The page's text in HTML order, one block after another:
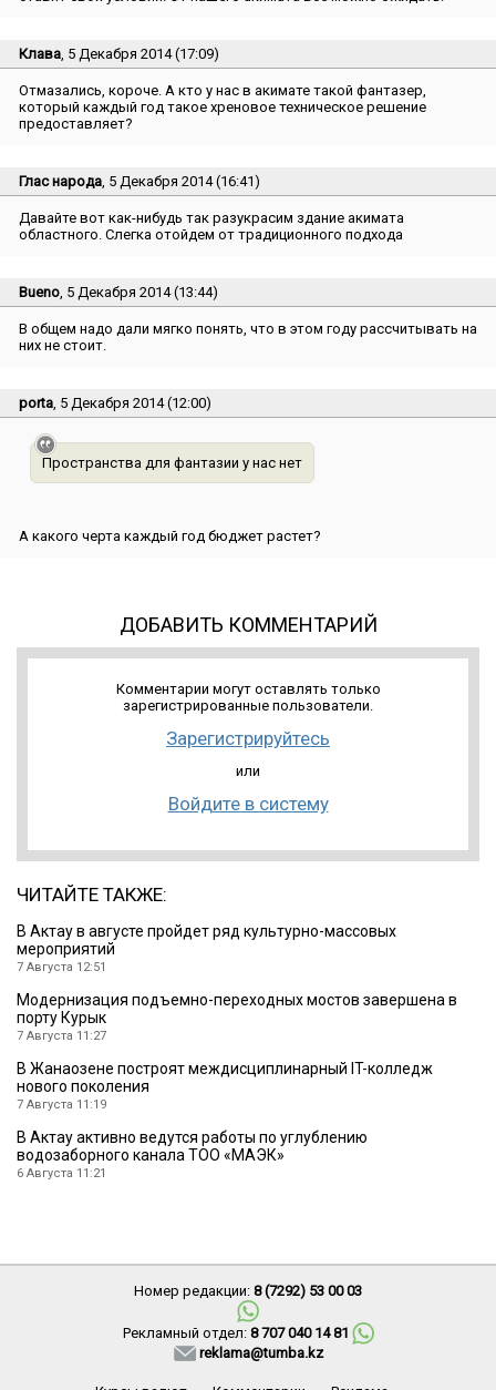
Клава, 5 Декабря 2014 (17:09)
Отмазались, короче. А кто у нас в акимате такой фантазер,
который каждый год такое хреновое техническое решение
предоставляет?
Глас народа, 5 Декабря 2014 (16:41)
Давайте вот как-нибудь так разукрасим здание акимата
областного. Слегка отойдем от традиционного подхода
Bueno, 5 Декабря 2014 (13:44)
В общем надо дали мягко понять, что в этом году рассчитывать на
них не стоит.
porta, 5 Декабря 2014 (12:00)
Пространства для фантазии у нас нет
А какого черта каждый год бюджет растет?
ДОБАВИТЬ КОММЕНТАРИЙ
Комментарии могут оставлять только
зарегистрированные пользователи.
Зарегистрируйтесь
или
Войдите в систему
ЧИТАЙТЕ ТАКЖЕ:
В Актау в августе пройдет ряд культурно-массовых
мероприятий
7 Августа 12:51
Модернизация подъемно-переходных мостов завершена в
порту Курык
7 Августа 11:27
В Жанаозене построят междисциплинарный IT-колледж
нового поколения
7 Августа 11:19
В Актау активно ведутся работы по углублению
водозаборного канала ТОО «МАЭК»
6 Августа 11:21
Номер редакции: 8 (7292) 53 00 03
Рекламный отдел: 8 707 040 14 81
reklama@tumba.kz